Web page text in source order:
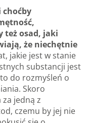
choćby
też osad, jaki
że niechętnie
jakie jest w stanie
substancji jest
do rozmyśleń o
Skoro
jedną z
czemu by jej nie